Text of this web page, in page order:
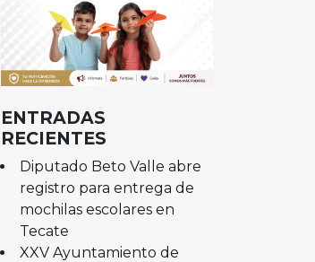
ENTRADAS
RECIENTES
Diputado Beto Valle abre
registro para entrega de
mochilas escolares en
Tecate
XXV Ayuntamiento de